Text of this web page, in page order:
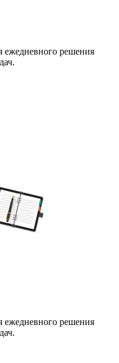
решения
решения